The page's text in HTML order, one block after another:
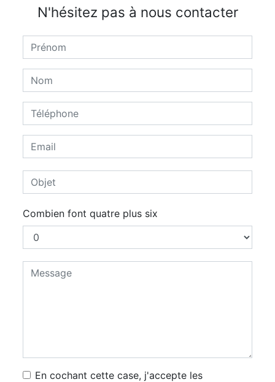
N'hésitez pas à nous contacter
Combien font quatre plus six
En cochant cette case, j'accepte les